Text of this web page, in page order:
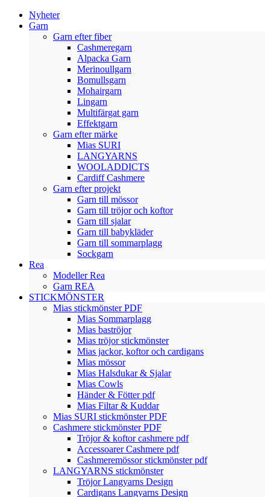
Nyheter
Garn
Garn efter fiber
Cashmeregarn
Alpacka Garn
Merinoullgarn
Bomullsgarn
Mohairgarn
Lingarn
Multifärgat garn
Effektgarn
Garn efter märke
Mias SURI
LANGYARNS
WOOLADDICTS
Cardiff Cashmere
Garn efter projekt
Garn till mössor
Garn till tröjor och koftor
Garn till sjalar
Garn till babykläder
Garn till sommarplagg
Sockgarn
Rea
Modeller Rea
Garn REA
STICKMÖNSTER
Mias stickmönster PDF
Mias Sommarplagg
Mias baströjor
Mias tröjor stickmönster
Mias jackor, koftor och cardigans
Mias mössor
Mias Halsdukar & Sjalar
Mias Cowls
Händer & Fötter pdf
Mias Filtar & Kuddar
Mias SURI stickmönster PDF
Cashmere stickmönster PDF
Tröjor & koftor cashmere pdf
Accessoarer Cashmere pdf
Cashmeremössor stickmönster pdf
LANGYARNS stickmönster
Tröjor Langyarns Design
Cardigans Langyarns Design